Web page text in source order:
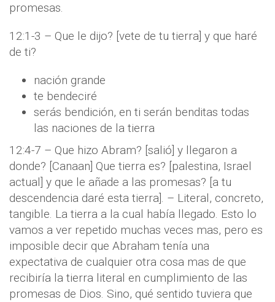
promesas.
12:1-3 – Que le dijo? [vete de tu tierra] y que haré
de ti?
nación grande
te bendeciré
serás bendición, en ti serán benditas todas
las naciones de la tierra
12:4-7 – Que hizo Abram? [salió] y llegaron a
donde? [Canaan] Que tierra es? [palestina, Israel
actual] y que le añade a las promesas? [a tu
descendencia daré esta tierra]. – Literal, concreto,
tangible. La tierra a la cual había llegado. Esto lo
vamos a ver repetido muchas veces mas, pero es
imposible decir que Abraham tenía una
expectativa de cualquier otra cosa mas de que
recibiría la tierra literal en cumplimiento de las
promesas de Dios. Sino, qué sentido tuviera que